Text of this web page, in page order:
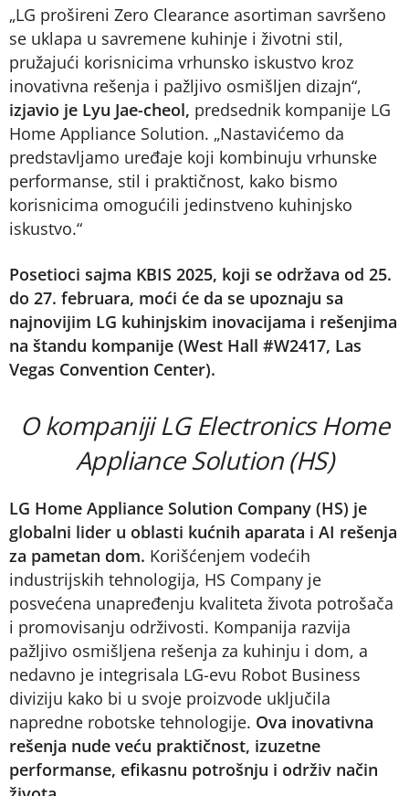
„LG prošireni Zero Clearance asortiman savršeno
se uklapa u savremene kuhinje i životni stil,
pružajući korisnicima vrhunsko iskustvo kroz
inovativna rešenja i pažljivo osmišljen dizajn“,
izjavio je Lyu Jae-cheol, predsednik kompanije LG
Home Appliance Solution. „Nastavićemo da
predstavljamo uređaje koji kombinuju vrhunske
performanse, stil i praktičnost, kako bismo
korisnicima omogućili jedinstveno kuhinjsko
iskustvo.“
Posetioci sajma KBIS 2025, koji se održava od 25.
do 27. februara, moći će da se upoznaju sa
najnovijim LG kuhinjskim inovacijama i rešenjima
na štandu kompanije (West Hall #W2417, Las
Vegas Convention Center).
O kompaniji LG Electronics Home
Appliance Solution (HS)
LG Home Appliance Solution Company (HS) je
globalni lider u oblasti kućnih aparata i AI rešenja
za pametan dom. Korišćenjem vodećih
industrijskih tehnologija, HS Company je
posvećena unapređenju kvaliteta života potrošača
i promovisanju održivosti. Kompanija razvija
pažljivo osmišljena rešenja za kuhinju i dom, a
nedavno je integrisala LG-evu Robot Business
diviziju kako bi u svoje proizvode uključila
napredne robotske tehnologije. Ova inovativna
rešenja nude veću praktičnost, izuzetne
performanse, efikasnu potrošnju i održiv način